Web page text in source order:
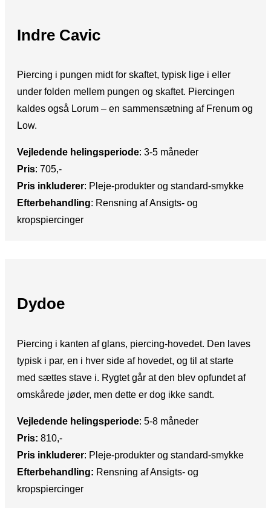
Indre Cavic
Piercing i pungen midt for skaftet, typisk lige i eller
under folden mellem pungen og skaftet. Piercingen
kaldes også Lorum – en sammensætning af Frenum og
Low.
Vejledende helingsperiode:​ 3-5 måneder
Pris:​ 705,-
Pris inkluderer: ​Pleje-produkter og standard-smykke
Efterbehandling:​ Rensning af Ansigts- og
kropspiercinger
Dydoe
Piercing i kanten af glans, piercing-hovedet. Den laves
typisk i par, en i hver side af hovedet, og til at starte
med sættes stave i. Rygtet går at den blev opfundet af
omskårede jøder, men dette er dog ikke sandt.
Vejledende helingsperiode:​ 5-8 måneder
Pris:​ 810,-
Pris inkluderer:​ Pleje-produkter og standard-smykke
Efterbehandling: ​Rensning af Ansigts- og
kropspiercinger